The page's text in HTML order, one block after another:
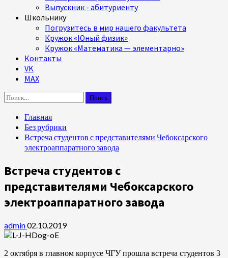
Выпускник - абитуриенту
Школьнику
Погрузитесь в мир нашего факультета
Кружок «Юный физик»
Кружок «Математика — элементарно»
Контакты
VK
MAX
Найти:
Главная
Без рубрики
Встреча студентов с представителями Чебоксарского
электроаппаратного завода
Встреча студентов с
представителями Чебоксарского
электроаппаратного завода
admin02.10.2019
2 октября в главном корпусе ЧГУ прошла встреча студентов 3